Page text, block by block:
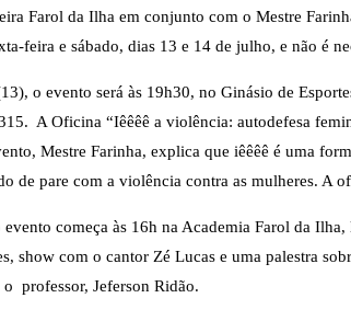
Farol da Ilha em conjunto com o Mestre
feira e sábado, dias 13 e 14 de julho, e não é
o evento será às 19h30, no Ginásio de
A Oficina “Iêêêê a violência: autodefesa
Mestre Farinha, explica que iêêêê é uma
de pare com a violência contra as mulheres. A
começa às 16h na Academia Farol da
show com o cantor Zé Lucas e uma palestra
professor, Jeferson Ridão.